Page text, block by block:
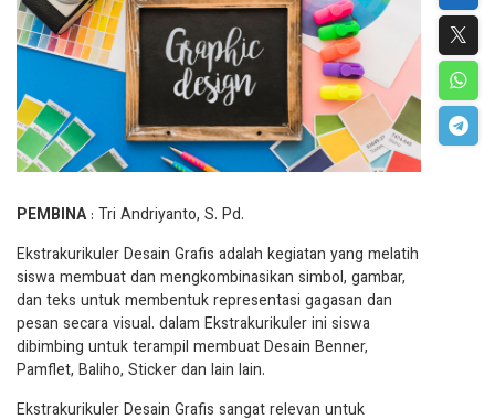
PEMBINA: Tri Andriyanto, S. Pd.
Ekstrakurikuler Desain Grafis adalah kegiatan yang melatih
siswa membuat dan mengkombinasikan simbol, gambar,
dan teks untuk membentuk representasi gagasan dan
pesan secara visual. dalam Ekstrakurikuler ini siswa
dibimbing untuk terampil membuat Desain Benner,
Pamflet, Baliho, Sticker dan lain lain.
Ekstrakurikuler Desain Grafis sangat relevan untuk